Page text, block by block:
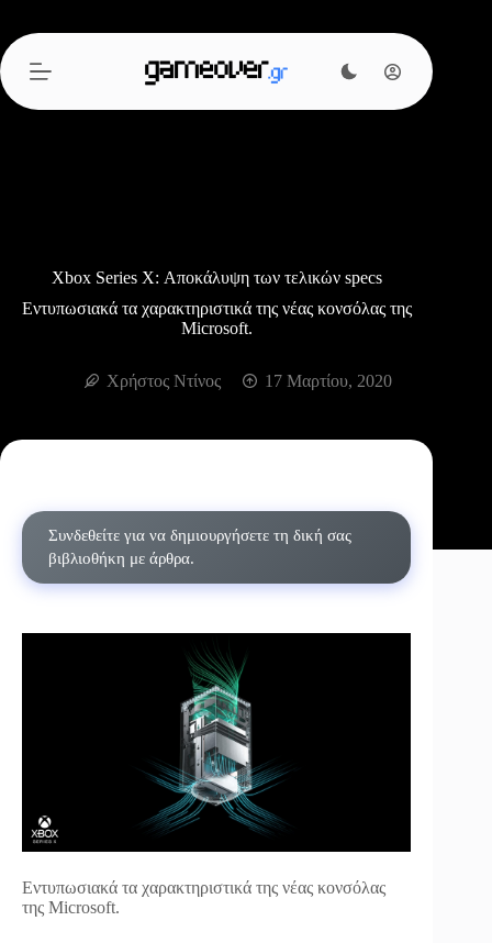
περιεχόμενο
Xbox Series X: Αποκάλυψη των τελικών specs
Εντυπωσιακά τα χαρακτηριστικά της νέας κονσόλας της
Microsoft.
Χρήστος Ντίνος 17 Μαρτίου, 2020
Συνδεθείτε για να δημιουργήσετε τη δική σας
βιβλιοθήκη με άρθρα.
Εντυπωσιακά τα χαρακτηριστικά της νέας κονσόλας
της Microsoft.